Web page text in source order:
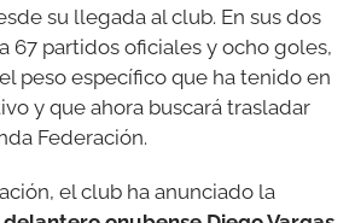
su llegada al club. En sus dos
67 partidos oficiales y ocho goles,
peso específico que ha tenido en
y que ahora buscará trasladar
Federación.
el club ha anunciado la